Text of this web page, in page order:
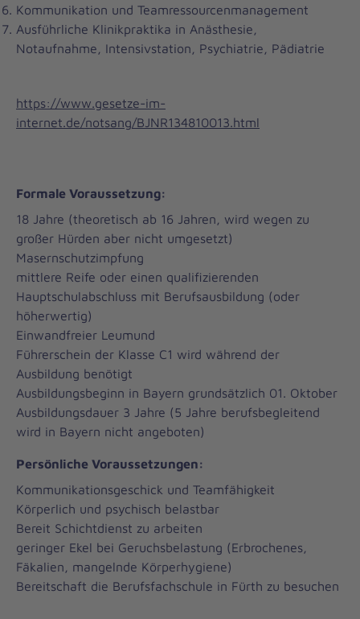
Kommunikation und Teamressourcenmanagement
Ausführliche Klinikpraktika in Anästhesie,
Notaufnahme, Intensivstation, Psychiatrie, Pädiatrie
https://www.gesetze-im-
internet.de/notsang/BJNR134810013.html
Formale Voraussetzung:
18 Jahre (theoretisch ab 16 Jahren, wird wegen zu
großer Hürden aber nicht umgesetzt)
Masernschutzimpfung
mittlere Reife oder einen qualifizierenden
Hauptschulabschluss mit Berufsausbildung (oder
höherwertig)
Einwandfreier Leumund
Führerschein der Klasse C1 wird während der
Ausbildung benötigt
Ausbildungsbeginn in Bayern grundsätzlich 01. Oktober
Ausbildungsdauer 3 Jahre (5 Jahre berufsbegleitend
wird in Bayern nicht angeboten)
Persönliche Voraussetzungen:
Kommunikationsgeschick und Teamfähigkeit
Körperlich und psychisch belastbar
Bereit Schichtdienst zu arbeiten
geringer Ekel bei Geruchsbelastung (Erbrochenes,
Fäkalien, mangelnde Körperhygiene)
Bereitschaft die Berufsfachschule in Fürth zu besuchen